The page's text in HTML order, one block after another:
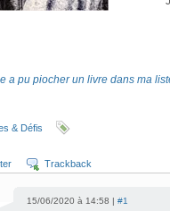
a pu piocher un livre dans ma
& Défis
Trackback
15/06/2020 à 14:58 | #1